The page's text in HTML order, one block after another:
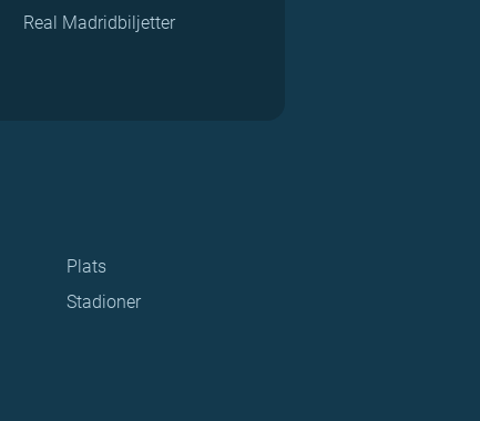
Real Madridbiljetter
Plats
Stadioner